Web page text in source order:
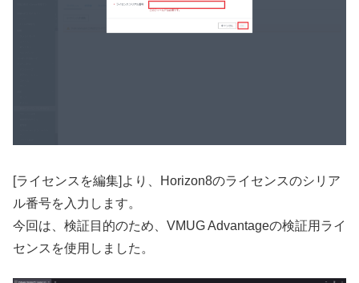
[ライセンスを編集]より、Horizon8のライセンスのシリア
ル番号を入力します。
今回は、検証目的のため、VMUG Advantageの検証用ライ
センスを使用しました。